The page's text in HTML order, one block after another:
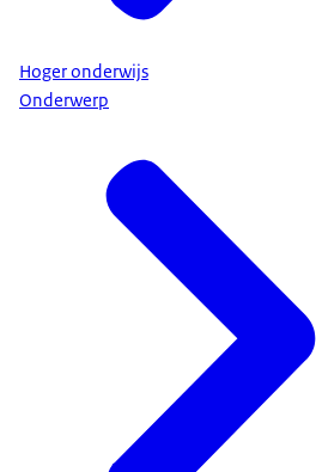
Hoger onderwijs
Onderwerp